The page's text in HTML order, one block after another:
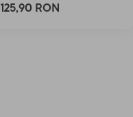
125,90 RON